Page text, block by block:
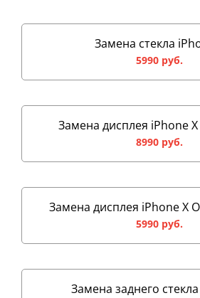
Замена стекла
5990 руб.
Замена дисплея iPhone
8990 руб.
Замена дисплея iPhone X
5990 руб.
Замена заднего